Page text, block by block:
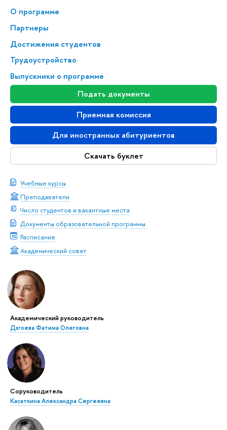
О программе
Партнеры
Достижения студентов
Трудоустройство
Выпускники о программе
Подать документы
Приемная комиссия
Для иностранных абитуриентов
Скачать буклет
Учебные курсы
Преподаватели
Число студентов и вакантные места
Документы образовательной программы
Расписание
Академический совет
Академический руководитель
Дзгоева Фатима Олеговна
Соруководитель
Касаткина Александра Сергеевна